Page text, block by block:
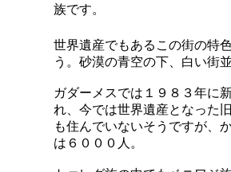
族です。
世界遺産でもあるこの街の特
う。砂漠の青空の下、白い街
ガダーメスでは１９８３年に
れ、今では世界遺産となった
も住んでいないそうですが、
は６０００人。